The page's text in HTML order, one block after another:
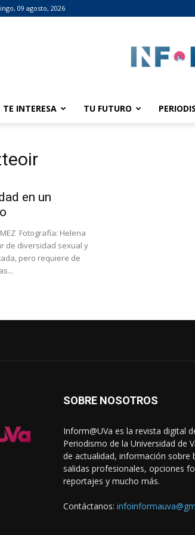
09 agosto, 2026
TE INTERESA TU FUTURO
en un
Fotografía: Helena
de diversidad sexual y
pero requiere de
SOBRE NOSOTROS
Inform@UVa es la revista digital
Periodismo de la Universidad de
de actualidad, información sobre
salidas profesionales, opciones
reportajes y mucho más.
Contáctanos: